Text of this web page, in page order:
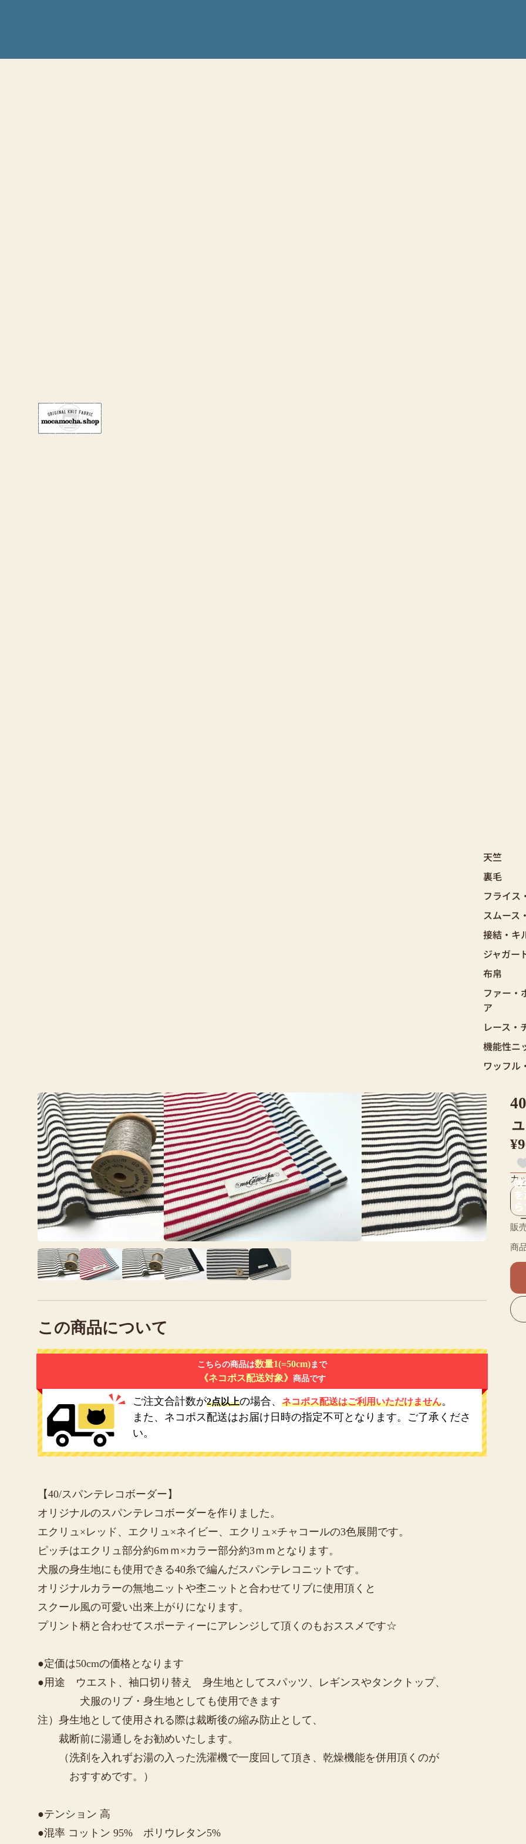
天竺
裏毛
フライス
スムース
接結・キ
ジャガー
布帛
ファー・
ア
レース・
機能性ニ
ワッフル
この商品について
こちらの商品は数量1(=50cm)まで
《ネコポス配送対象》 商品です
ご注文合計数が2点以上の場合、ネコポス配送はご利用いただけません。
また、ネコポス配送はお届け日時の指定不可となります。ご了承くださ
い。
【40/スパンテレコボーダー】
オリジナルのスパンテレコボーダーを作りました。
エクリュ×レッド、エクリュ×ネイビー、エクリュ×チャコールの3色展開です。
ピッチはエクリュ部分約6ｍｍ×カラー部分約3ｍｍとなります。
犬服の身生地にも使用できる40糸で編んだスパンテレコニットです。
オリジナルカラーの無地ニットや杢ニットと合わせてリブに使用頂くと
スクール風の可愛い出来上がりになります。
プリント柄と合わせてスポーティーにアレンジして頂くのもおススメです☆
●定価は50cmの価格となります
●用途 ウエスト、袖口切り替え 身生地としてスパッツ、レギンスやタンクトップ、
犬服のリブ・身生地としても使用できます
注）身生地として使用される際は裁断後の縮み防止として、
裁断前に湯通しをお勧めいたします。
（洗剤を入れずお湯の入った洗濯機で一度回して頂き、乾燥機能を併用頂くのが
おすすめです。）
●テンション 高
●混率 コットン 95% ポリウレタン5%
カ
販
商